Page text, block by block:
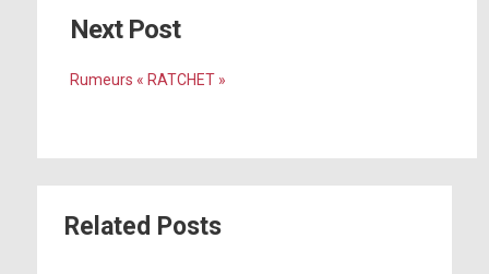
Next Post
Rumeurs « RATCHET »
Related Posts